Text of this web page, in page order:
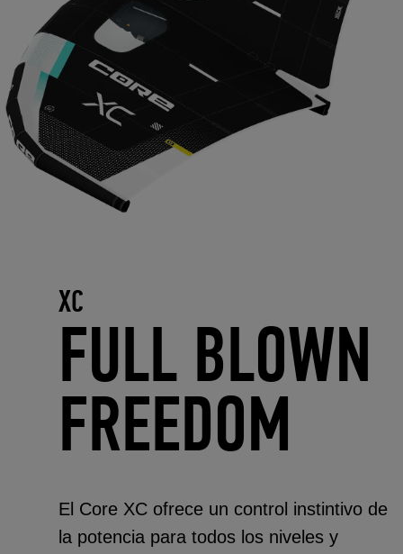
XC
FULL BLOWN
FREEDOM
El Core XC ofrece un control instintivo de
la potencia para todos los niveles y